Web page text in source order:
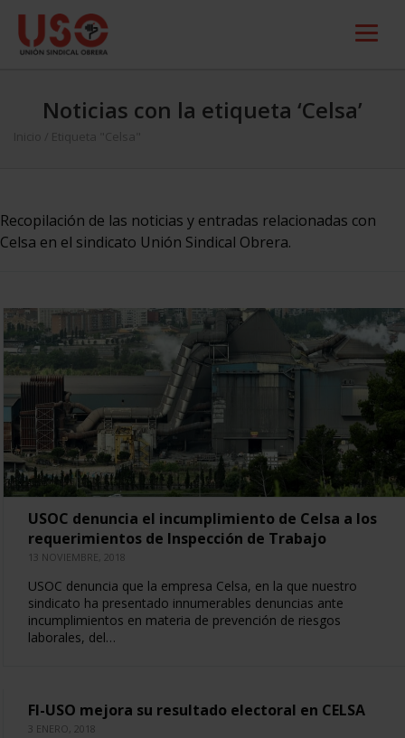
Noticias con la etiqueta ‘Celsa’
Inicio Etiqueta "Celsa"
Recopilación de las noticias y entradas relacionadas con
Celsa en el sindicato Unión Sindical Obrera.
USOC denuncia el incumplimiento de Celsa a los
requerimientos de Inspección de Trabajo
13 NOVIEMBRE, 2018
USOC denuncia que la empresa Celsa, en la que nuestro
sindicato ha presentado innumerables denuncias ante
incumplimientos en materia de prevención de riesgos
laborales, del…
FI-USO mejora su resultado electoral en CELSA
3 ENERO, 2018